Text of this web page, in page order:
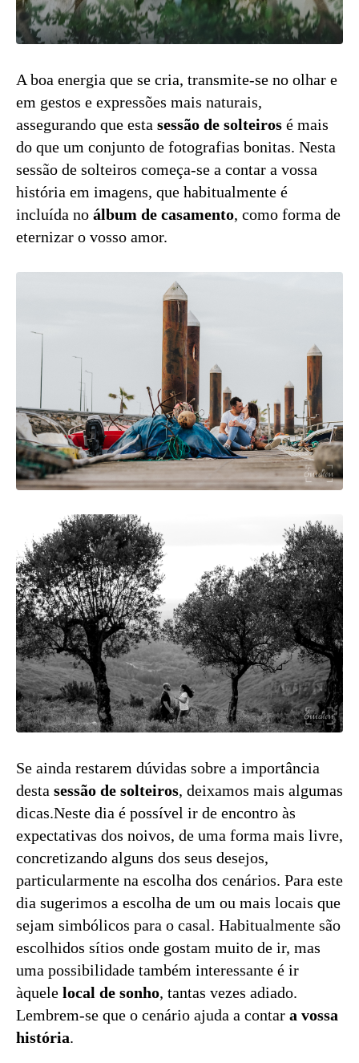
A boa energia que se cria, transmite-se no olhar e
em gestos e expressões mais naturais,
assegurando que esta sessão de solteiros é mais
do que um conjunto de fotografias bonitas. Nesta
sessão de solteiros começa-se a contar a vossa
história em imagens, que habitualmente é
incluída no álbum de casamento, como forma de
eternizar o vosso amor.
Se ainda restarem dúvidas sobre a importância
desta sessão de solteiros, deixamos mais algumas
dicas.Neste dia é possível ir de encontro às
expectativas dos noivos, de uma forma mais livre,
concretizando alguns dos seus desejos,
particularmente na escolha dos cenários. Para este
dia sugerimos a escolha de um ou mais locais que
sejam simbólicos para o casal. Habitualmente são
escolhidos sítios onde gostam muito de ir, mas
uma possibilidade também interessante é ir
àquele local de sonho, tantas vezes adiado.
Lembrem-se que o cenário ajuda a contar a vossa
história.